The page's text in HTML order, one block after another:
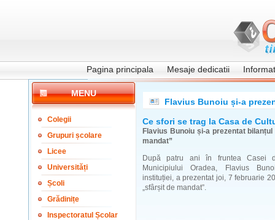
Pagina principala Mesaje dedicatii
MENU
Colegii
Grupuri școlare
Licee
Universități
Școli
Grădinițe
Inspectoratul Școlar
Flavius Bunoiu și-a
Ce sfori se trag la Casa de
Flavius Bunoiu și-a prezentat
mandat”
După patru ani în fruntea Casei
Municipiului Oradea, Flavius
instituției, a prezentat joi, 7 februarie
„sfârșit de mandat”.